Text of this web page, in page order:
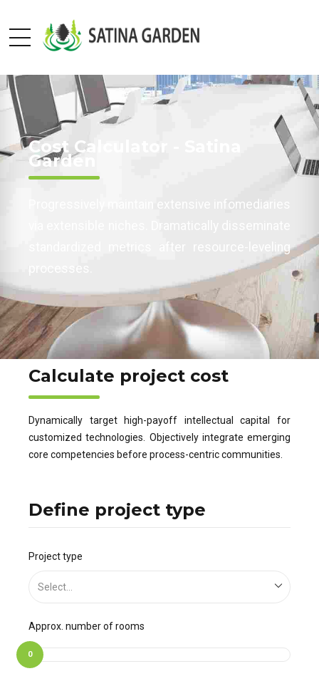
Cost Calculator - Satina
Garden
Progressively maintain extensive infomediaries
standardized metrics after resource-leveling
Calculate project cost
Dynamically target high-payoff intellectual capital for
customized technologies. Objectively integrate emerging
core competencies before process-centric communities.
Define project type
Project type
Select...
Approx. number of rooms
0